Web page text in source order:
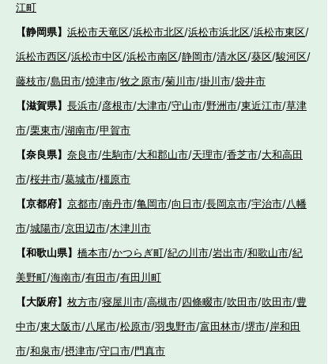
江町
【静岡県】 浜松市天竜区/浜松市北区/浜松市浜北区/浜松市東区/
浜松市西区/浜松市中区/浜松市南区/静岡市/清水区/葵区/駿河区/
藤枝市/島田市/焼津市/牧之原市/菊川市/掛川市/袋井市
【滋賀県】 長浜市/彦根市/大津市/守山市/野洲市/東近江市/草津
市/栗東市/湖南市/甲賀市
【奈良県】 奈良市/生駒市/大和郡山市/天理市/香芝市/大和高田
市/桜井市/葛城市/橿原市
【京都府】 京都市/南丹市/亀岡市/向日市/長岡京市/宇治市/八幡
市/城陽市/京田辺市/木津川市
【和歌山県】 橋本市/かつらぎ町/紀の川市/岩出市/和歌山市/紀
美野町/海南市/有田市/有田川町
【大阪府】 枚方市/寝屋川市/高槻市/四條畷市/吹田市/吹田市/豊
中市/東大阪市/八尾市/松原市/羽曳野市/富田林市/堺市/岸和田
市/和泉市/摂津市/守口市/門真市